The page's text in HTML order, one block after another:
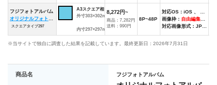
フジフォトアルバム
オリジナルフォトアルバム
スクエアタイプ297
A3スクエア相当
外寸303×302mm、
内寸297×297mm
8,272円~
商品：7,282円
送料：990円
8P~48P
画像枠： 自由編集可能
対応画像形式：JPEG
※当サイトで独自に調査した結果を記載しています。最終更新日：2026年7月31日
商品名 フジフォトアルバム